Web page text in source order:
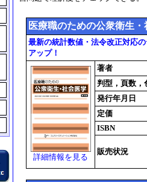
医療職のための公衆衛生
最新の統計数値・法令改正対応
アップ！
詳細情報を見る
著者
判型，頁数，
発行年月日
定価
ISBN
販売状況